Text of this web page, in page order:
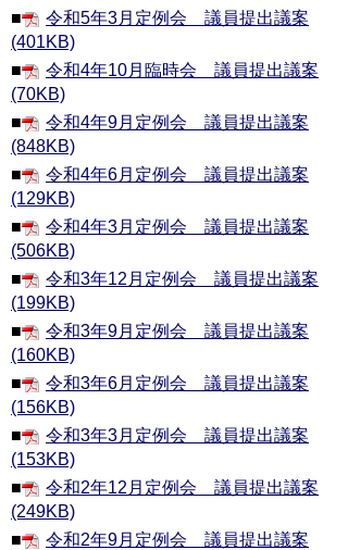
■
令和5年3月定例会 議員提出議案
(401KB)
■
令和4年10月臨時会 議員提出議案
(70KB)
■
令和4年9月定例会 議員提出議案
(848KB)
■
令和4年6月定例会 議員提出議案
(129KB)
■
令和4年3月定例会 議員提出議案
(506KB)
■
令和3年12月定例会 議員提出議案
(199KB)
■
令和3年9月定例会 議員提出議案
(160KB)
■
令和3年6月定例会 議員提出議案
(156KB)
■
令和3年3月定例会 議員提出議案
(153KB)
■
令和2年12月定例会 議員提出議案
(249KB)
■
令和2年9月定例会 議員提出議案